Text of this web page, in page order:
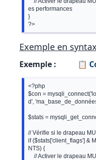
es performances
}
Exemple en
Exemple : 📋
<?php
$con =
d',
$stats =
// Vérifie si le drapeau
if ($stats['client_flags'] &
NTS) {